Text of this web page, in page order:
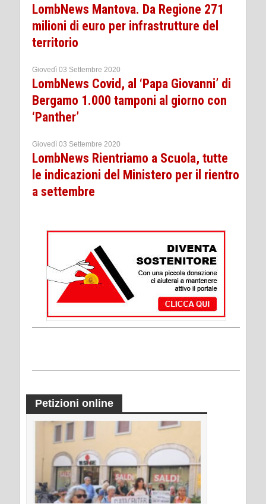
LombNews Mantova. Da Regione 271
milioni di euro per infrastrutture del
territorio
Giovedì 03 Settembre 2020
LombNews Covid, al ‘Papa Giovanni’ di
Bergamo 1.000 tamponi al giorno con
‘Panther’
Giovedì 03 Settembre 2020
LombNews Rientriamo a Scuola, tutte
le indicazioni del Ministero per il rientro
a settembre
Petizioni online